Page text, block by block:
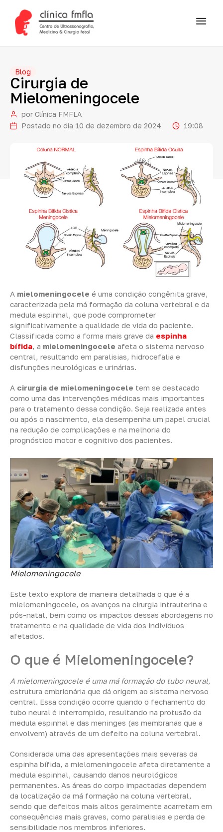
Blog
Cirurgia de
Mielomeningocele
por Clínica FMFLA
Postado no dia 10 de dezembro de 2024 19:08
A mielomeningocele é uma condição congênita grave,
caracterizada pela má formação da coluna vertebral e da
medula espinhal, que pode comprometer
significativamente a qualidade de vida do paciente.
Classificada como a forma mais grave da espinha
bífida, a mielomeningocele afeta o sistema nervoso
central, resultando em paralisias, hidrocefalia e
disfunções neurológicas e urinárias.
A cirurgia de mielomeningocele tem se destacado
como uma das intervenções médicas mais importantes
para o tratamento dessa condição. Seja realizada antes
ou após o nascimento, ela desempenha um papel crucial
na redução de complicações e na melhoria do
prognóstico motor e cognitivo dos pacientes.
Mielomeningocele
Este texto explora de maneira detalhada o que é a
mielomeningocele, os avanços na cirurgia intrauterina e
pós-natal, bem como os impactos dessas abordagens no
tratamento e na qualidade de vida dos indivíduos
afetados.
O que é Mielomeningocele?
A mielomeningocele é uma má formação do tubo neural,
estrutura embrionária que dá origem ao sistema nervoso
central. Essa condição ocorre quando o fechamento do
tubo neural é interrompido, resultando na protusão da
medula espinhal e das meninges (as membranas que a
envolvem) através de um defeito na coluna vertebral.
Considerada uma das apresentações mais severas da
espinha bífida, a mielomeningocele afeta diretamente a
medula espinhal, causando danos neurológicos
permanentes. As áreas do corpo impactadas dependem
da localização da má formação na coluna vertebral,
sendo que defeitos mais altos geralmente acarretam em
consequências mais graves, como paralisias e perda de
sensibilidade nos membros inferiores.